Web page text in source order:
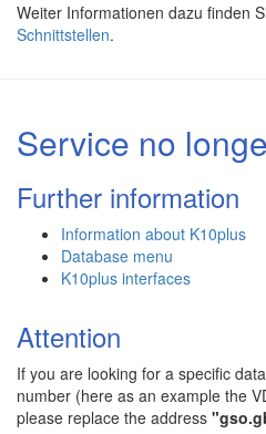
Weiter Informationen dazu finden
Schnittstellen.
Service no
Further information
Information about K10plus
Database menu
K10plus interfaces
Attention
If you are looking for a specific
number (here as an example the
please replace the address